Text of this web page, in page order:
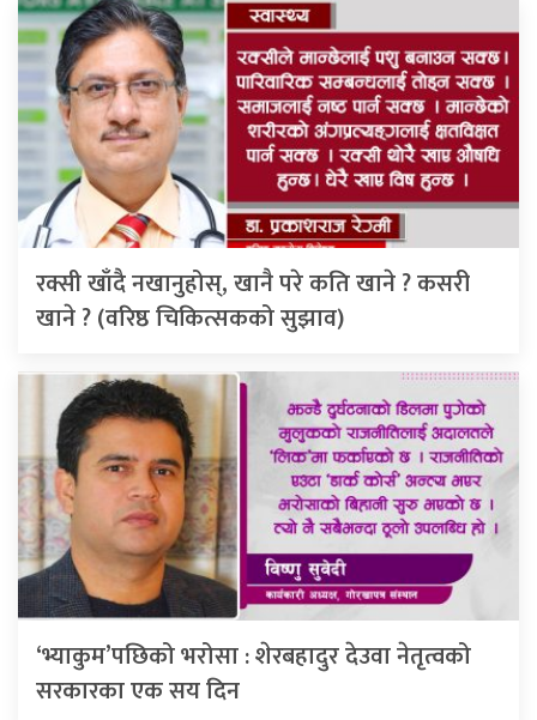
रक्सी खाँदै नखानुहोस्, खानै परे कति खाने ? कसरी
खाने ? (वरिष्ठ चिकित्सकको सुझाव)
‘भ्याकुम’पछिको भरोसा : शेरबहादुर देउवा नेतृत्वको
सरकारका एक सय दिन